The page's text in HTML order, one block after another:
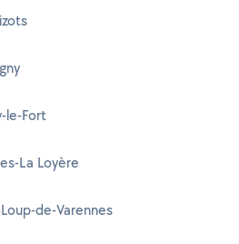
le-Fort
La Loyère
de-Varennes